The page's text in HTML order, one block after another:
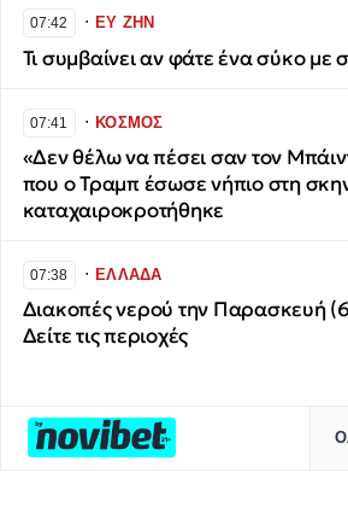
07:42 ∙ΕΥ ΖΗΝ
Τι συμβαίνει αν φάτε ένα σύκο με
07:41 ∙ΚΟΣΜΟΣ
«Δεν θέλω να πέσει σαν τον
που ο Τραμπ έσωσε νήπιο στη
καταχαιροκροτήθηκε
07:38 ∙ΕΛΛΑΔΑ
Διακοπές νερού την Παρασκευή
Δείτε τις περιοχές